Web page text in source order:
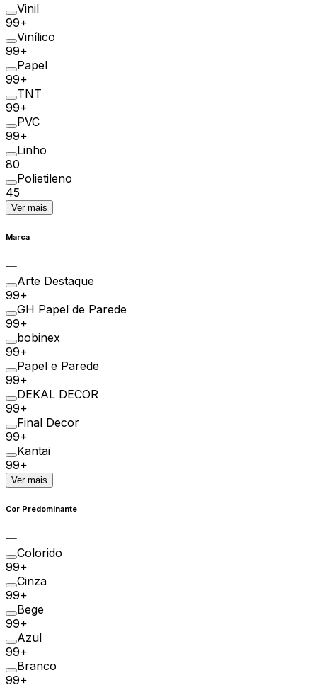
Vinil
99+
Vinílico
99+
Papel
99+
TNT
99+
PVC
99+
Linho
80
Polietileno
45
Ver mais
Marca
Arte Destaque
99+
GH Papel de Parede
99+
bobinex
99+
Papel e Parede
99+
DEKAL DECOR
99+
Final Decor
99+
Kantai
99+
Ver mais
Cor Predominante
Colorido
99+
Cinza
99+
Bege
99+
Azul
99+
Branco
99+